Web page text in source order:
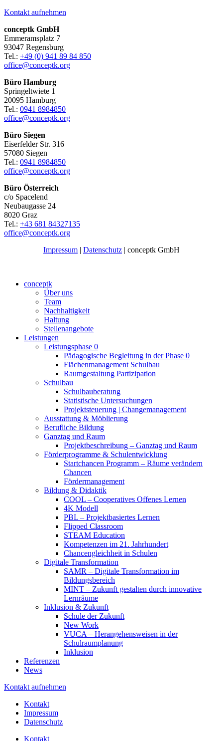
Kontakt aufnehmen
conceptk GmbH
Emmeramsplatz 7
93047 Regensburg
Tel.: +49 (0) 941 89 84 850
office@conceptk.org
Büro Hamburg
Springeltwiete 1
20095 Hamburg
Tel.: 0941 8984850
office@conceptk.org
Büro Siegen
Eiserfelder Str. 316
57080 Siegen
Tel.: 0941 8984850
office@conceptk.org
Büro Österreich
c/o Spacelend
Neubaugasse 24
8020 Graz
Tel.: +43 681 84327135
office@conceptk.org
Impressum | Datenschutz | conceptk GmbH
conceptk
Über uns
Team
Nachhaltigkeit
Haltung
Stellenangebote
Leistungen
Leistungsphase 0
Pädagogische Begleitung in der Phase 0
Flächenmanagement Schulbau
Raumgestaltung Partizipation
Schulbau
Schulbauberatung
Statistische Untersuchungen
Projektsteuerung | Changemanagement
Ausstattung & Möblierung
Berufliche Bildung
Ganztag und Raum
Projektbeschreibung – Ganztag und Raum
Förderprogramme & Schulentwicklung
Startchancen Programm – Räume verändern
Chancen
Fördermanagement
Bildung & Didaktik
COOL – Cooperatives Offenes Lernen
4K Modell
PBL – Projektbasiertes Lernen
Flipped Classroom
STEAM Education
Kompetenzen im 21. Jahrhundert
Chancengleichheit in Schulen
Digitale Transformation
SAMR – Digitale Transformation im
Bildungsbereich
MINT – Zukunft gestalten durch innovative
Lernräume
Inklusion & Zukunft
Schule der Zukunft
New Work
VUCA – Herangehensweisen in der
Schulraumplanung
Inklusion
Referenzen
News
Kontakt aufnehmen
Kontakt
Impressum
Datenschutz
Kontakt